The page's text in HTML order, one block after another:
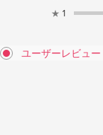
★ 1
ユーザーレビュー